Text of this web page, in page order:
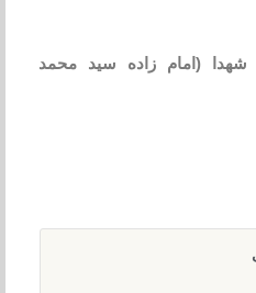
(امام زاده سید محمد